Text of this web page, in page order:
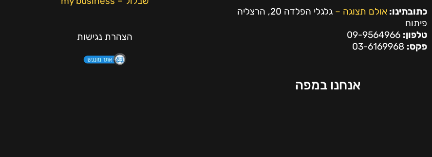
כתובתינו: אולם תצוגה –
גלגלי הפלדה 20, הרצליה
פיתוח
טלפון:
פקס:
אנחנו במפה
הצהרת נגישות